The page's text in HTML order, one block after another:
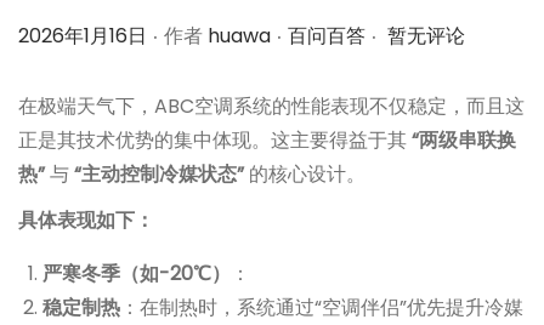
作
2026年1月16日 . 作者 huawa . 作
百问百答 . 暂无评论
在极端天气下，ABC空调系统的性能表现不仅稳定，而且这
正是其技术优势的集中体现。这主要得益于其“两级串联换
热”与“主动控制冷媒状态”的核心设计。
具体表现如下：
严寒冬季（如-20℃）
：
稳定制热 ：在制热时，系统通过“空调伴侣”优先提升冷媒